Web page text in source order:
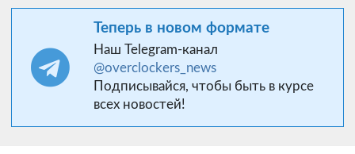
Теперь в новом формате
Наш Telegram-канал
@overclockers_news
Подписывайся, чтобы быть в курсе
всех новостей!